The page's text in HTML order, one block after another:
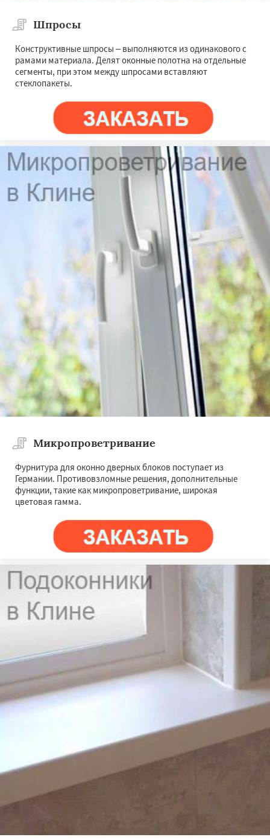
Шпросы
Конструктивные шпросы – выполняются из одинакового с
рамами материала. Делят оконные полотна на отдельные
сегменты, при этом между шпросами вставляют
стеклопакеты.
Микропроветривание
Фурнитура для оконно дверных блоков поступает из
Германии. Противовзломные решения, дополнительные
функции, такие как микропроветривание, широкая
цветовая гамма.